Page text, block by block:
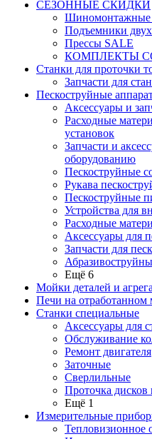
СЕЗОННЫЕ СКИДКИ
Шиномонтажные
Подъемники
Прессы SALE
КОМПЛЕКТЫ
Станки для проточки
Запчасти для
Пескоструйные
Аксессуары и
Расходные
установок
Запчасти и
оборудованию
Пескоструйные
Рукава
Пескоструйные
Устройства для
Расходные
Аксессуары для
Запчасти для
Ещё 6
Мойки деталей и
Печи на отработанном
Станки специальные
Аксессуары для
Обслуживание
Ремонт двигателя
Заточные
Сверлильные
Проточка дисков
Ещё 1
Измерительные
Тепловизионное